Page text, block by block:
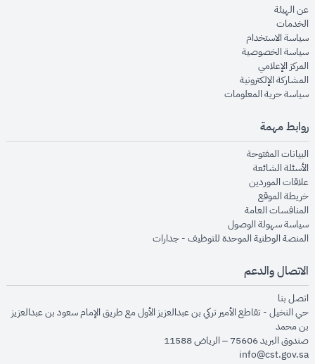
عن الهيئةopens in new window
الخدماتopens in new window
سياسة الاستخدام
سياسة الخصوصيةopens in new window
المركز الإعلاميopens in new window
المشاركة الإلكترونيةopens in new window
سياسة حرية المعلوماتopens in new window
روابط مهمة
البيانات المفتوحةopens in new window
الأسئلة الشائعةopens in new window
علاقات الموردينopens in new window
خريطة الموقعopens in new window
المنافسات العامةopens in new window
سياسة سهولة الوصولopens in new window
المنصة الوطنية الموحدة للتوظيف - جداراتopens in new window
الاتصال والدعم
اتصل بنا
حي النخيل - تقاطع الأمير تركي بن عبدالعزيز الأول مع طريق الإمام سعود بن عبدالعزيز
بن محمد
صندوق البريد 75606 – الرياض 11588
info@cst.gov.sa